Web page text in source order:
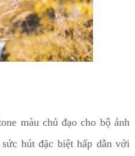
màu chủ đạo cho bộ ảnh
hút đặc biệt hấp dẫn với